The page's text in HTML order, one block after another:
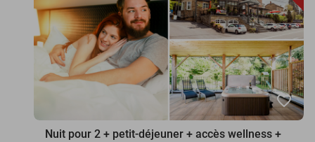
favorite_border
Nuit pour 2 + petit-déjeuner + accès wellness +